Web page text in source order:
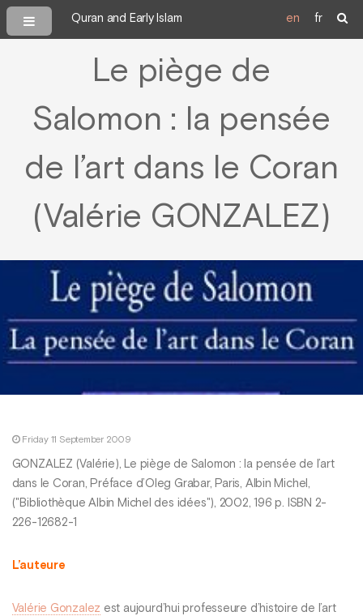
Quran and Early Islam en fr
Le piège de
Salomon : la pensée
de l’art dans le Coran
(Valérie GONZALEZ)
Friday 11 September 2009
GONZALEZ (Valérie), Le piège de Salomon : la pensée de l’art
dans le Coran, Préface d’Oleg Grabar, Paris, Albin Michel,
("Bibliothèque Albin Michel des idées"), 2002, 196 p. ISBN 2-
226-12682-1
L’auteure
Valérie Gonzalez est aujourd’hui professeure d’histoire de l’art